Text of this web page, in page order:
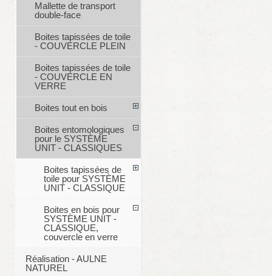
Mallette de transport
double-face
Boites tapissées de toile
- COUVERCLE PLEIN
Boites tapissées de toile
- COUVERCLE EN
VERRE
Boites tout en bois
Boites entomologiques
pour le SYSTÈME
UNIT - CLASSIQUES
Boites tapissées de
toile pour SYSTÈME
UNIT - CLASSIQUE
Boites en bois pour
SYSTÈME UNIT -
CLASSIQUE,
couvercle en verre
Réalisation - AULNE
NATUREL